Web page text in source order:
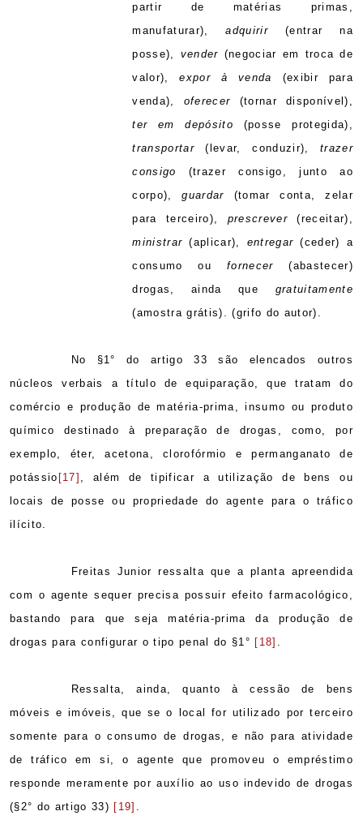
partir de matérias primas,
manufaturar),adquirir(entrar na
posse), vender (negociar em troca de
valor),expor à venda (exibir para
venda), oferecer (tornar disponível),
ter em depósito (posse protegida),
transportar(levar, conduzir), trazer
consigo (trazer consigo, junto ao
corpo),guardar (tomar conta, zelar
para terceiro), prescrever(receitar),
ministrar(aplicar), entregar(ceder) a
consumo ou fornecer (abastecer)
drogas, ainda que gratuitamente
(amostra grátis). (grifo do autor).
No §1° do artigo 33 são elencados outros
núcleos verbais a título de equiparação, que tratam do
comércio e produção de matéria-prima, insumo ou produto
químico destinado à preparação de drogas, como, por
exemplo, éter, acetona, clorofórmio e permanganato de
potássio [17] , além de tipificar a utilização de bens ou
locais de posse ou propriedade do agente para o tráfico
ilícito.
Freitas Junior ressalta que a planta apreendida
com o agente sequer precisa possuir efeito farmacológico,
bastando para que seja matéria-prima da produção de
drogas para configurar o tipo penal do §1° [18] .
Ressalta, ainda, quanto à cessão de bens
móveis e imóveis, que se o local for utilizado por terceiro
somente para o consumo de drogas, e não para atividade
de tráfico em si, o agente que promoveu o empréstimo
responde meramente por auxílio ao uso indevido de drogas
(§2° do artigo 33) [19] .